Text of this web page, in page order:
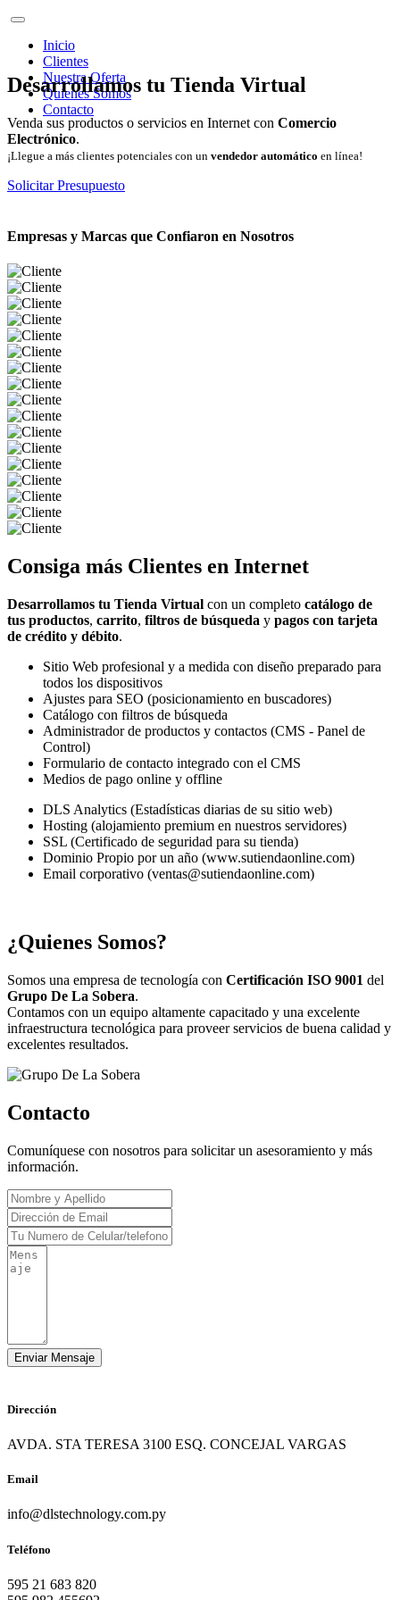
Inicio
Clientes
Nuestra Oferta
Quienes Somos
Contacto
Desarrollamos tu Tienda Virtual
Venda sus productos o servicios en Internet con Comercio
Electrónico.
¡Llegue a más clientes potenciales con un vendedor automático en línea!
Solicitar Presupuesto
Empresas y Marcas que Confiaron en Nosotros
Consiga más Clientes en Internet
Desarrollamos tu Tienda Virtual con un completo catálogo de
tus productos, carrito, filtros de búsqueda y pagos con tarjeta
de crédito y débito.
Sitio Web profesional y a medida con diseño preparado para
todos los dispositivos
Ajustes para SEO (posicionamiento en buscadores)
Catálogo con filtros de búsqueda
Administrador de productos y contactos (CMS - Panel de
Control)
Formulario de contacto integrado con el CMS
Medios de pago online y offline
DLS Analytics (Estadísticas diarias de su sitio web)
Hosting (alojamiento premium en nuestros servidores)
SSL (Certificado de seguridad para su tienda)
Dominio Propio por un año (www.sutiendaonline.com)
Email corporativo (ventas@sutiendaonline.com)
¿Quienes Somos?
Somos una empresa de tecnología con Certificación ISO 9001 del
Grupo De La Sobera.
Contamos con un equipo altamente capacitado y una excelente
infraestructura tecnológica para proveer servicios de buena calidad y
excelentes resultados.
Contacto
Comuníquese con nosotros para solicitar un asesoramiento y más
información.
Dirección
AVDA. STA TERESA 3100 ESQ. CONCEJAL VARGAS
Email
info@dlstechnology.com.py
Teléfono
595 21 683 820